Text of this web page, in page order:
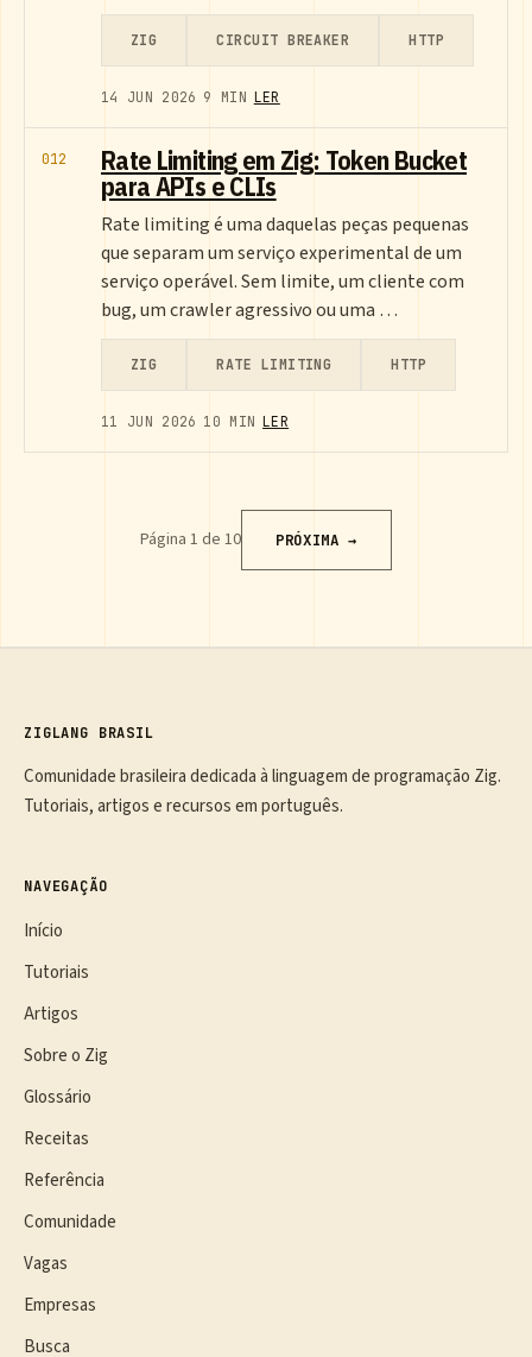
ZIG CIRCUIT BREAKER HTTP
14 JUN 2026 9 MIN LER
012 Rate Limiting em Zig: Token Bucket
para APIs e CLIs
Rate limiting é uma daquelas peças pequenas
que separam um serviço experimental de um
serviço operável. Sem limite, um cliente com
bug, um crawler agressivo ou uma …
ZIG RATE LIMITING HTTP
11 JUN 2026 10 MIN LER
Página 1 de 10 PRÓXIMA →
ZIGLANG BRASIL
Comunidade brasileira dedicada à linguagem de programação Zig.
Tutoriais, artigos e recursos em português.
NAVEGAÇÃO
Início
Tutoriais
Artigos
Sobre o Zig
Glossário
Receitas
Referência
Comunidade
Vagas
Empresas
Busca